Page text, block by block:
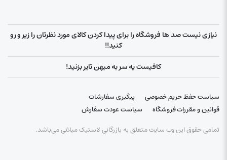
نیازی نیست صد ها فروشگاه را برای پیدا کردن کالای مورد نظرتان را زیر و رو
کنید!!
کافیست یه سر به میهن تایر بزنید!
سیاست حفظ حریم خصوصی
پیگیری سفارشات
قوانین و مقررات فروشگاه
سیاست عودت سفارش
تمامی حقوق این وب سایت متعلق به بازرگانی لاستیک میلانی می‌باشد.